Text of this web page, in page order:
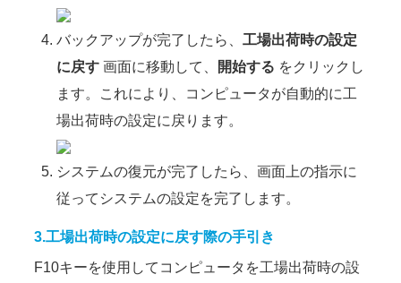
バックアップが完了したら、工場出荷時の設定
に戻す 画面に移動して、 開始する をクリックし
ます。これにより、コンピュータが自動的に工
場出荷時の設定に戻ります。
システムの復元が完了したら、画面上の指示に
従ってシステムの設定を完了します。
3.工場出荷時の設定に戻す際の手引き
F10キーを使用してコンピュータを工場出荷時の設